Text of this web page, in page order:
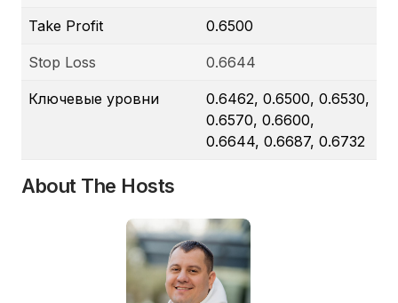
Take Profit 0.6500
Stop Loss 0.6644
Ключевые уровни
0.6462, 0.6500, 0.6530,
0.6570, 0.6600,
0.6644, 0.6687, 0.6732
About The Hosts